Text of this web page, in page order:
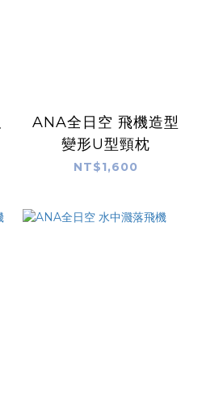
ANA全日空 飛機造型
變形U型頸枕
NT$1,600